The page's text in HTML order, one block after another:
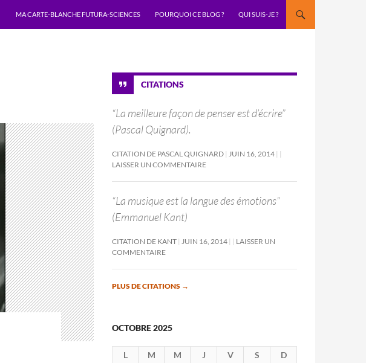
MA CARTE-BLANCHE FUTURA-SCIENCES
POURQUOI CE BLOG ? QUI SUIS-JE ?
CITATIONS
“La meilleure façon de penser est d’écrire”
(Pascal Quignard).
CITATION DE PASCAL QUIGNARD JUIN 16, 2014
LAISSER UN COMMENTAIRE
“La musique est la langue des émotions”
(Emmanuel Kant)
CITATION DE KANT JUIN 16, 2014
LAISSER UN
COMMENTAIRE
PLUS DE CITATIONS →
OCTOBRE 2025
L M M J V S
D